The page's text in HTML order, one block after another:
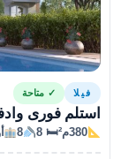
فيلا ✓ متاحة
380م² 🛏 8
8